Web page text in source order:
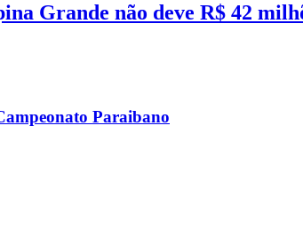
Grande não deve R$ 42
Paraibano